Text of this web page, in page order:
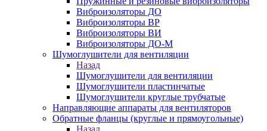
Виброизоляторы ДО
Виброизоляторы ВР
Виброизоляторы ВИ
Виброизоляторы ДО-М
Шумоглушители для вентиляции
Назад
Шумоглушители для вентиляции
Шумоглушители пластинчатые
Шумоглушители круглые трубчатые
Направляющие аппараты для вентиляторов
Обратные фланцы (круглые и прямоугольные)
Назад